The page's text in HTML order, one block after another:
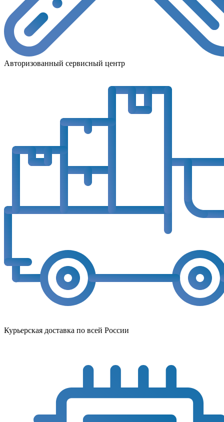
Авторизованный сервисный центр
Курьерская доставка по всей России